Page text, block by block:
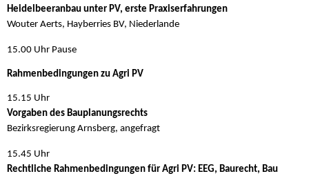
Heidelbeeranbau unter PV, erste Praxiserfahrungen
Wouter Aerts, Hayberries BV, Niederlande
15.00 Uhr Pause
Rahmenbedingungen zu Agri PV
15.15 Uhr
Vorgaben des Bauplanungsrechts
Bezirksregierung Arnsberg, angefragt
15.45 Uhr
Rechtliche Rahmenbedingungen für Agri PV: EEG, Baurecht, Bau